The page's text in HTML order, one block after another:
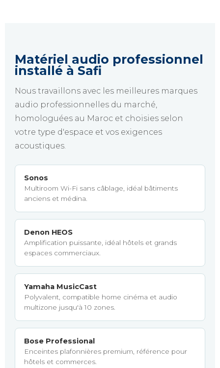
Matériel audio professionnel
installé à Safi
Nous travaillons avec les meilleures marques
audio professionnelles du marché,
homologuées au Maroc et choisies selon
votre type d'espace et vos exigences
acoustiques.
Sonos
Multiroom Wi-Fi sans câblage, idéal bâtiments
anciens et médina.
Denon HEOS
Amplification puissante, idéal hôtels et grands
espaces commerciaux.
Yamaha MusicCast
Polyvalent, compatible home cinéma et audio
multizone jusqu'à 10 zones.
Bose Professional
Enceintes plafonnières premium, référence pour
hôtels et commerces.